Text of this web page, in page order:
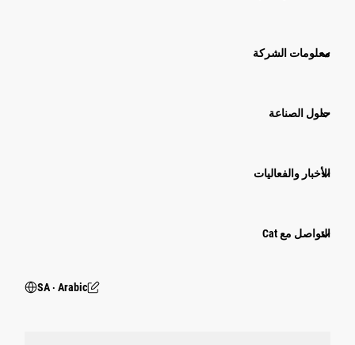
معلومات الشركة
حلول الصناعة
الأخبار والفعاليات
التواصل مع Cat
SA ‧ Arabic